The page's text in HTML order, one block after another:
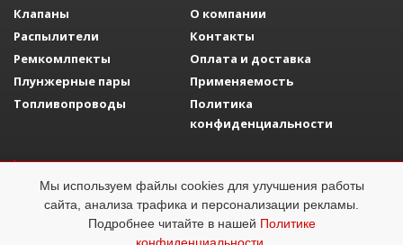
Клапаны
Распылители
Ремкомлпекты
Плунжерные пары
Топливопроводы
О компании
Контакты
Оплата и доставка
Применяемость
Политика
конфиденциальности
Топливная аппаратура
ОГРН 1142223008058
Мы используем файлы cookies для улучшения работы
сайта, анализа трафика и персонализации рекламы.
Подробнее читайте в нашей Политике